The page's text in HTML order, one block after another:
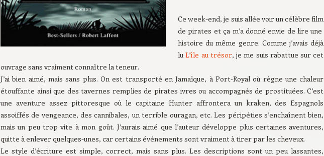
Ce week-end, je suis allée voir un célèbre film
de pirates et ça m’a donné envie de lire une
histoire du même genre. Comme j’avais déjà
luL’île au trésor, je me suis rabattue sur cet
ouvrage sans vraiment connaître la teneur.
J’ai bien aimé, mais sans plus. On est transporté en Jamaïque, à Port-Royal où règne une chaleur
étouffante ainsi que des tavernes remplies de pirates ivres ou accompagnés de prostituées. C’est
une aventure assez pittoresque où le capitaine Hunter affrontera un kraken, des Espagnols
assoiffés de vengeance, des cannibales, un terrible ouragan, etc. Les péripéties s’enchaînent bien,
mais un peu trop vite à mon goût. J’aurais aimé que l’auteur développe plus certaines aventures,
quitte à enlever quelques-unes, car certains événements sont vraiment à tirer par les cheveux.
Le style d’écriture est simple, correct, mais sans plus. Les descriptions sont un peu lassantes,